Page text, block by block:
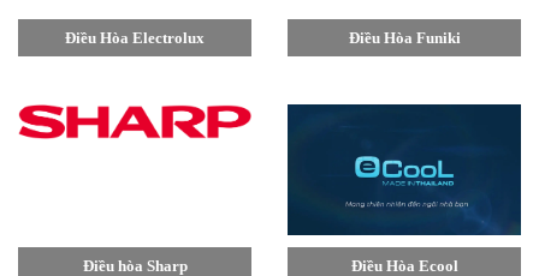
Điều Hòa Electrolux Điều Hòa Funiki
Điều hòa Sharp Điều Hòa Ecool